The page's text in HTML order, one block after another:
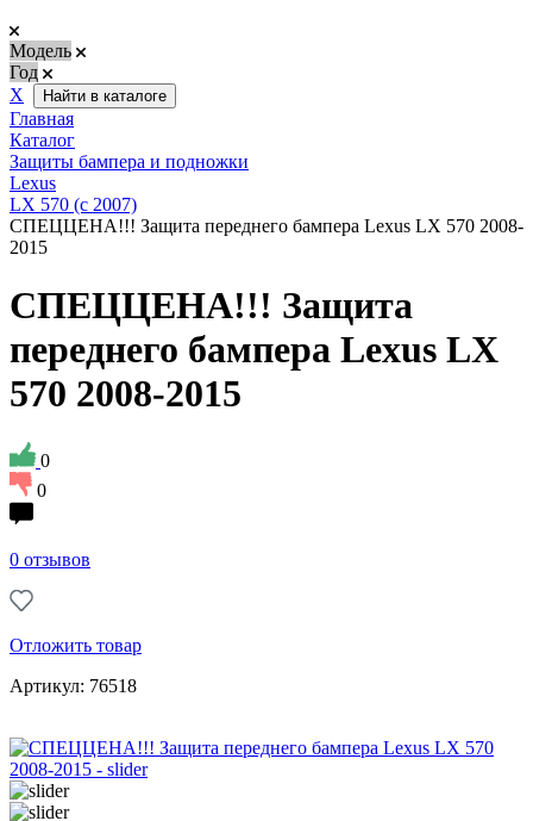
Модель
Год
Х
Найти в каталоге
Главная
Каталог
Защиты бампера и подножки
Lexus
LX 570 (с 2007)
СПЕЦЦЕНА!!! Защита переднего бампера Lexus LX 570 2008-
2015
СПЕЦЦЕНА!!! Защита
переднего бампера Lexus LX
570 2008-2015
0
0
0 отзывов
Отложить товар
Артикул: 76518